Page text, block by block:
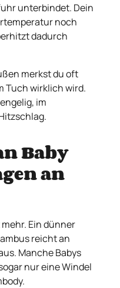
unterbindet. Dein
noch
dadurch
merkst du oft
Tuch wirklich wird.
im
Baby
an
Ein dünner
reicht an
Manche Babys
nur eine Windel